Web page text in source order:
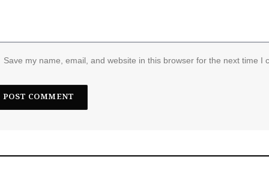
Save my name, email, and website in this browser for the next time I